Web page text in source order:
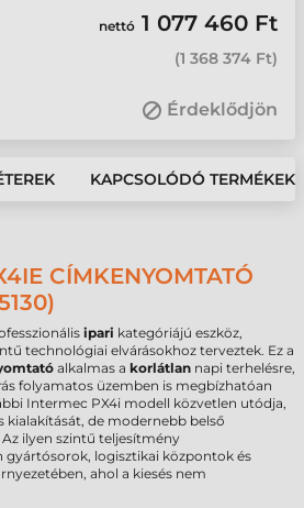
nettó 1 077 460 Ft
(1 368 374 Ft)
Érdeklődjön
KAPCSOLÓDÓ TERMÉKEK
CÍMKENYOMTATÓ
ipari kategóriájú eszköz,
technológiai elvárásokhoz terveztek. Ez a
alkalmas a korlátlan napi terhelésre,
folyamatos üzemben is megbízhatóan
Intermec PX4i modell közvetlen utódja,
kialakítását, de modernebb belső
ilyen szintű teljesítmény
logisztikai központok és
ahol a kiesés nem